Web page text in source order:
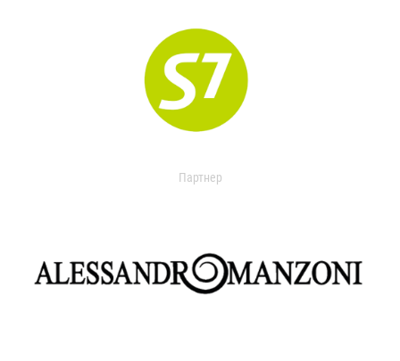
Партнер